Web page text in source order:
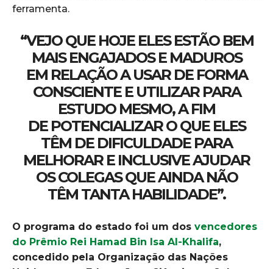
ferramenta.
“VEJO QUE HOJE ELES ESTÃO BEM
MAIS ENGAJADOS E MADUROS
EM RELAÇÃO A USAR DE FORMA
CONSCIENTE E UTILIZAR PARA
ESTUDO MESMO, A FIM
DE POTENCIALIZAR O QUE ELES
TÊM DE DIFICULDADE PARA
MELHORAR E INCLUSIVE AJUDAR
OS COLEGAS QUE AINDA NÃO
TÊM TANTA HABILIDADE”.
O programa do estado foi um dos vencedores
do Prêmio Rei Hamad Bin Isa Al-Khalifa,
concedido pela Organização das Nações